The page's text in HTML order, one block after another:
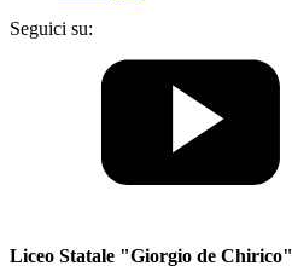
Seguici su:
Liceo Statale "Giorgio de Chirico"